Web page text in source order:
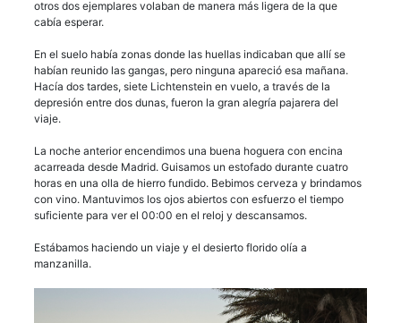
otros dos ejemplares volaban de manera más ligera de la que
cabía esperar.
En el suelo había zonas donde las huellas indicaban que allí se
habían reunido las gangas, pero ninguna apareció esa mañana.
Hacía dos tardes, siete Lichtenstein en vuelo, a través de la
depresión entre dos dunas, fueron la gran alegría pajarera del
viaje.
La noche anterior encendimos una buena hoguera con encina
acarreada desde Madrid. Guisamos un estofado durante cuatro
horas en una olla de hierro fundido. Bebimos cerveza y brindamos
con vino. Mantuvimos los ojos abiertos con esfuerzo el tiempo
suficiente para ver el 00:00 en el reloj y descansamos.
Estábamos haciendo un viaje y el desierto florido olía a
manzanilla.